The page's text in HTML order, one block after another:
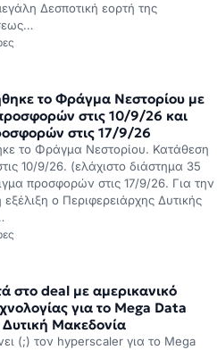
Δεσποτική εορτή της
το Φράγμα Νεστορίου με
στις 10/9/26 και
στις 17/9/26
το Φράγμα Νεστορίου. Κατάθεση
10/9/26. (ελάχιστο διάστημα 35
προσφορών στις 17/9/26. Για την
εξέλιξη ο Περιφερειάρχης Δυτικής
στο deal με αμερικανικό
για το Mega Data
Μακεδονία
(;) τον hyperscaler για το Mega